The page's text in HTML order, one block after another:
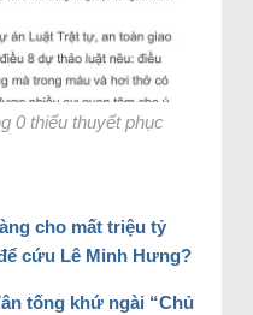
0 thiếu thuyết phục
cho mất triệu tỷ
cứu Lê Minh Hưng?
tống khứ ngài “Chủ